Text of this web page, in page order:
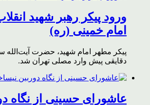
ورود پیکر رهبر شهید
امام خمینی (ره)
پیکر مطهر امام شهید،‌ حضرت آیت‌الله
دقایقی پیش وارد مصلی تهران شد.
عاشورای حسینی از نگاه